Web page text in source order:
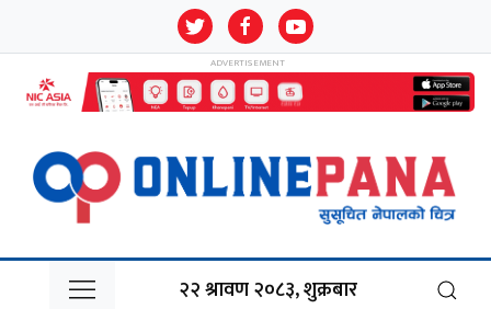
२२ श्रावण २०८३, शुक्रबार